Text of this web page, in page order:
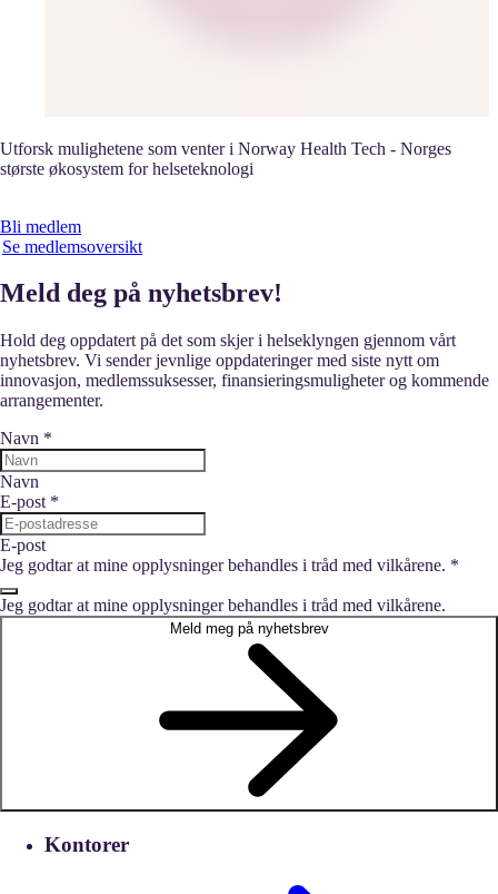
Utforsk mulighetene som venter i Norway Health Tech - Norges
største økosystem for helseteknologi
Bli medlem
Se medlemsoversikt
Meld deg på nyhetsbrev!
Hold deg oppdatert på det som skjer i helseklyngen gjennom vårt
nyhetsbrev. Vi sender jevnlige oppdateringer med siste nytt om
innovasjon, medlemssuksesser, finansieringsmuligheter og kommende
arrangementer.
Navn *
Navn
E-post *
E-post
Jeg godtar at mine opplysninger behandles i tråd med vilkårene. *
Jeg godtar at mine opplysninger behandles i tråd med vilkårene.
Meld meg på nyhetsbrev
Kontorer